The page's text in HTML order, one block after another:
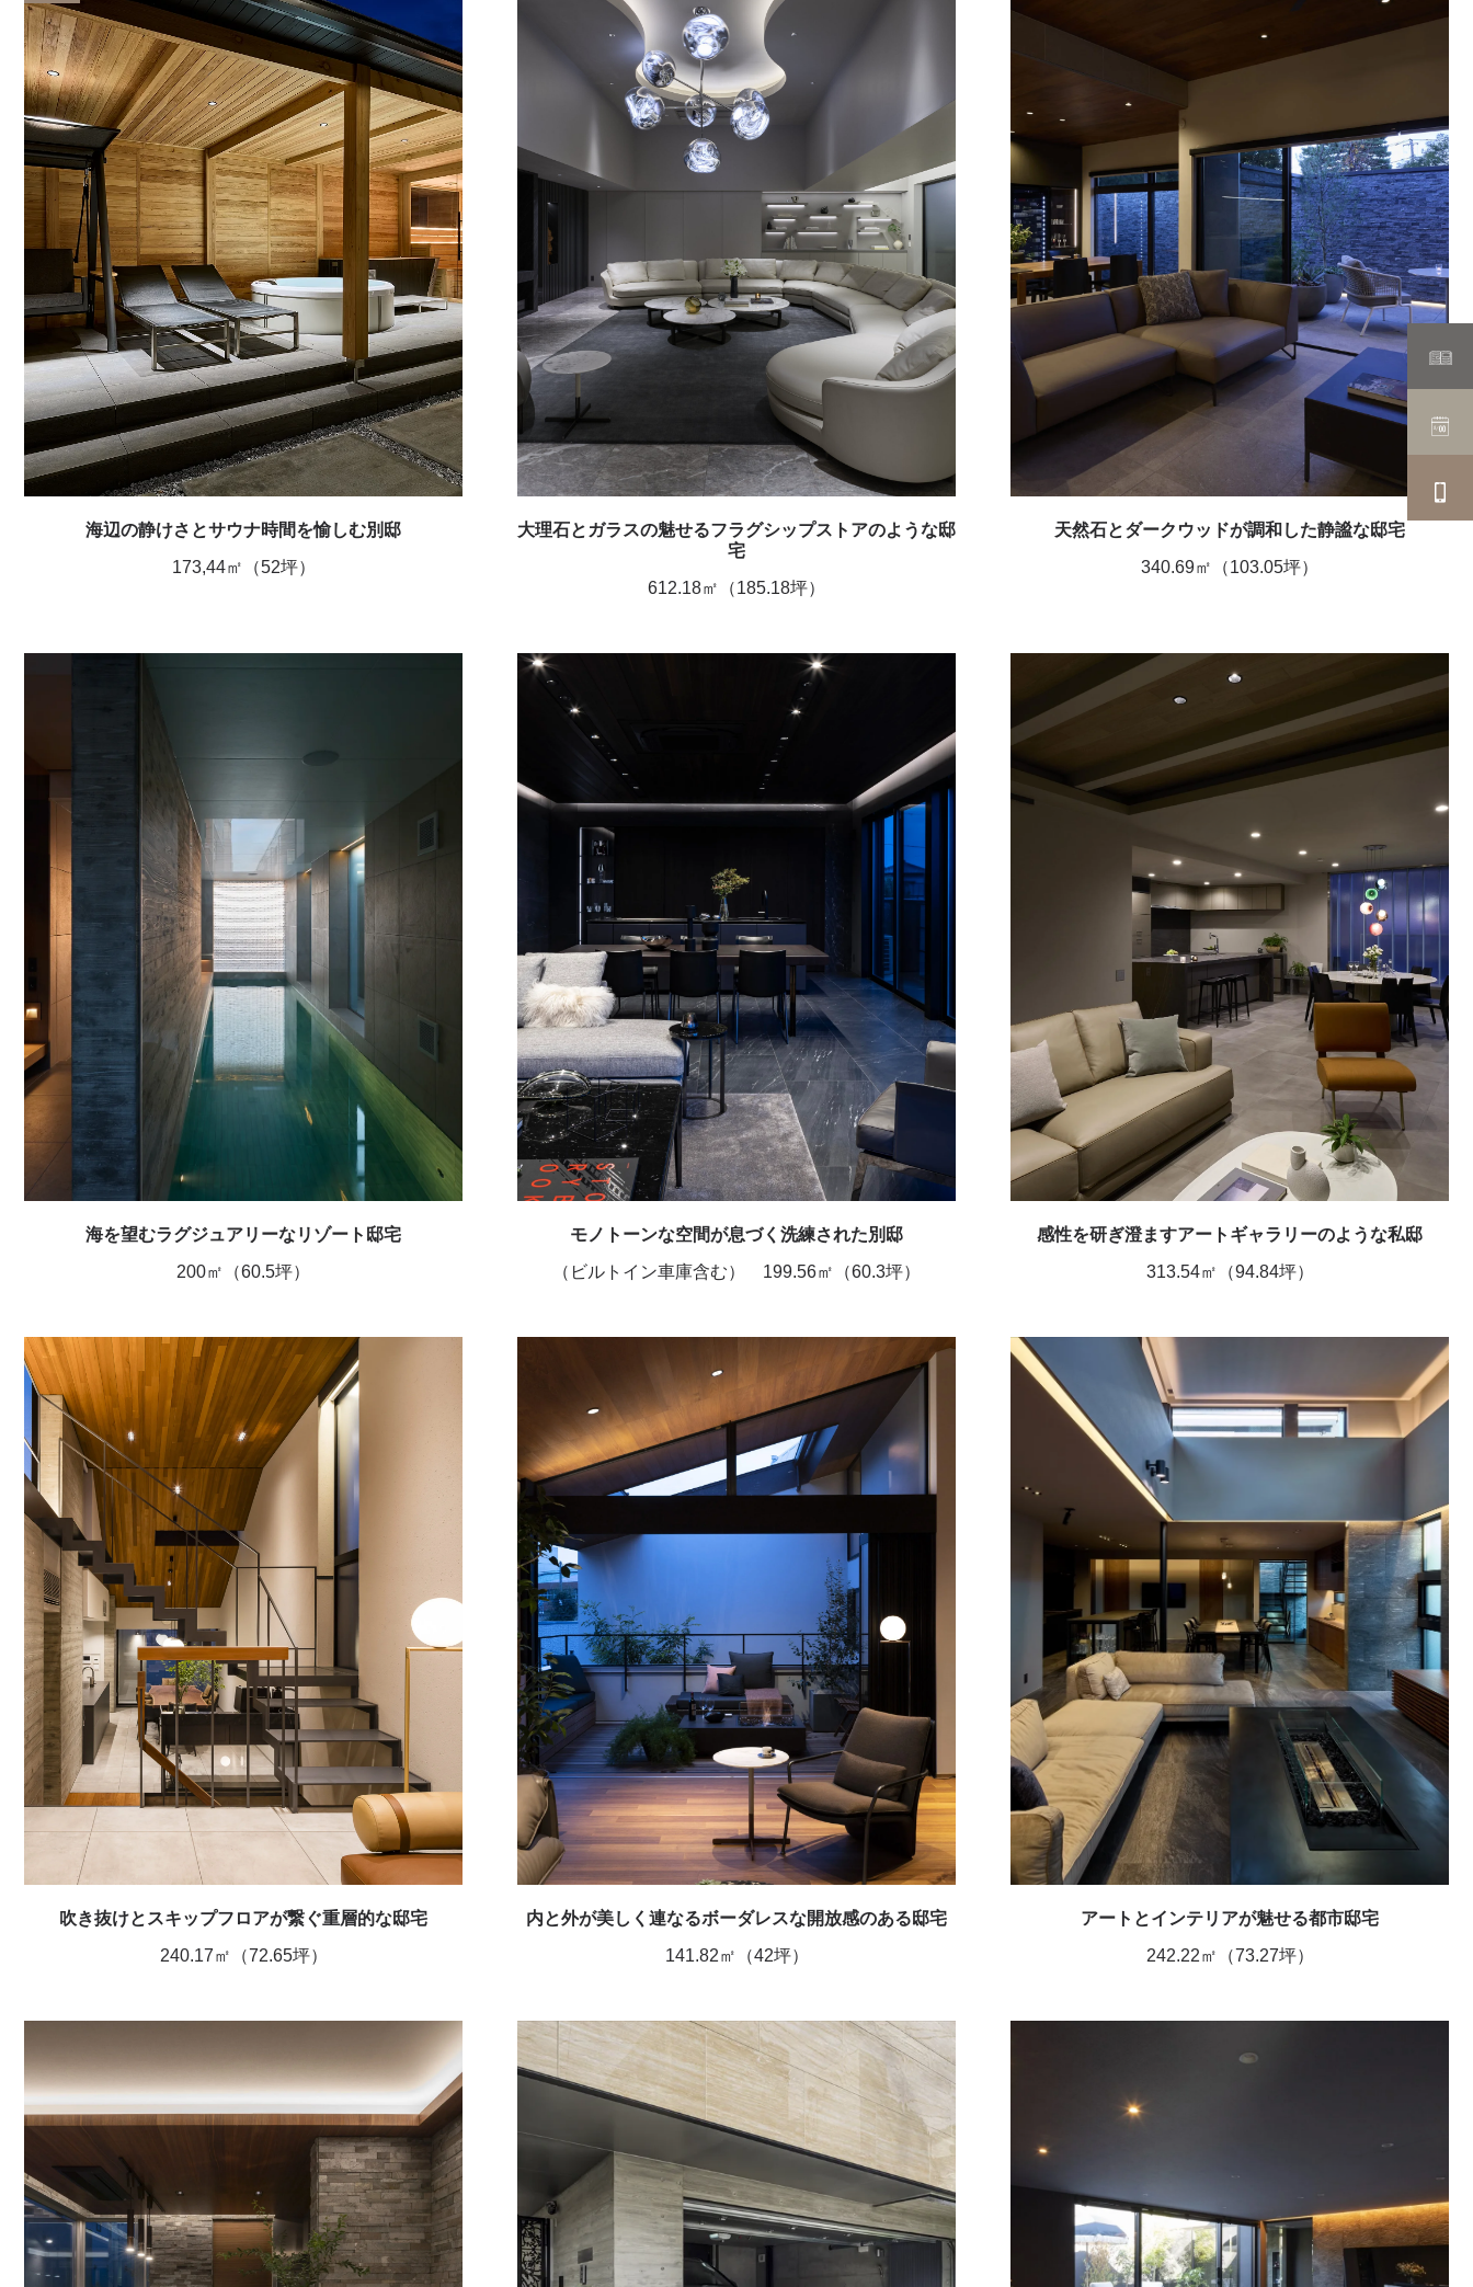
海辺の静けさとサウナ時間を愉しむ別邸
173,44㎡（52坪）
大理石とガラスの魅せるフラグシップストアのような邸
宅
612.18㎡（185.18坪）
天然石とダークウッドが調和した静謐な邸宅
340.69㎡（103.05坪）
海を望むラグジュアリーなリゾート邸宅
200㎡（60.5坪）
モノトーンな空間が息づく洗練された別邸
（ビルトイン車庫含む） 199.56㎡（60.3坪）
感性を研ぎ澄ますアートギャラリーのような私邸
313.54㎡（94.84坪）
吹き抜けとスキップフロアが繋ぐ重層的な邸宅
240.17㎡（72.65坪）
内と外が美しく連なるボーダレスな開放感のある邸宅
141.82㎡（42坪）
アートとインテリアが魅せる都市邸宅
242.22㎡（73.27坪）